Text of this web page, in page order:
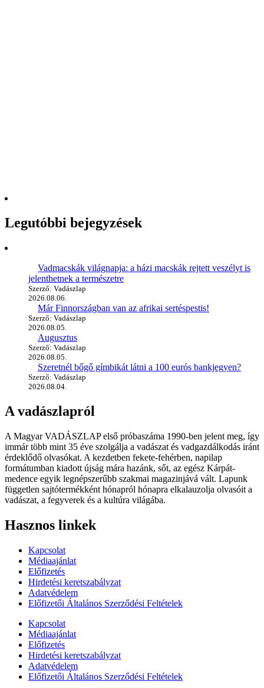
Legutóbbi bejegyzések
Vadmacskák világnapja: a házi macskák rejtett veszélyt is
jelenthetnek a természetre
Szerző: Vadászlap
2026.08.06.
Már Finnországban van az afrikai sertéspestis!
Szerző: Vadászlap
2026.08.05.
Augusztus
Szerző: Vadászlap
2026.08.05.
Szeretnél bőgő gímbikát látni a 100 eurós bankjegyen?
Szerző: Vadászlap
2026.08.04.
A vadászlapról
A Magyar VADÁSZLAP első próbaszáma 1990-ben jelent meg, így
immár több mint 35 éve szolgálja a vadászat és vadgazdálkodás iránt
érdeklődő olvasókat. A kezdetben fekete-fehérben, napilap
formátumban kiadott újság mára hazánk, sőt, az egész Kárpát-
medence egyik legnépszerűbb szakmai magazinjává vált. Lapunk
független sajtótermékként hónapról hónapra elkalauzolja olvasóit a
vadászat, a fegyverek és a kultúra világába.
Hasznos linkek
Kapcsolat
Médiaajánlat
Előfizetés
Hirdetési keretszabályzat
Adatvédelem
Előfizetői Általános Szerződési Feltételek
Kapcsolat
Médiaajánlat
Előfizetés
Hirdetési keretszabályzat
Adatvédelem
Előfizetői Általános Szerződési Feltételek